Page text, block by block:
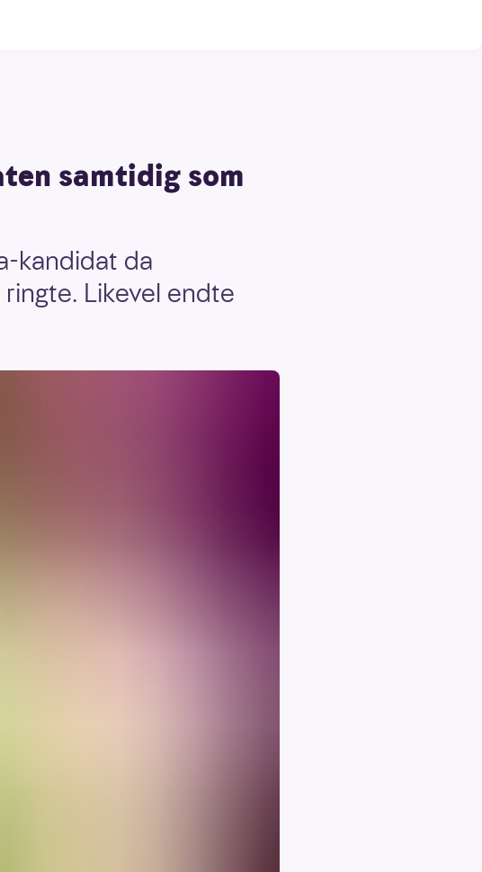
samtidig som
kandidat da
Likevel endte